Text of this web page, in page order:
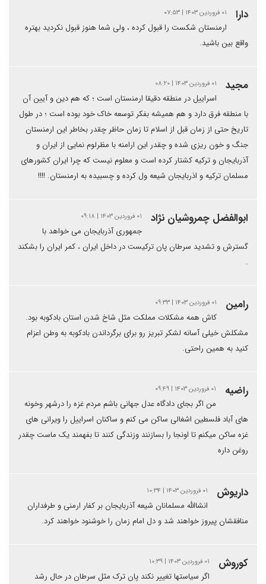
دارا ۰۱ فروردین ۱۴۰۳ | ۰۷:۵۳
ارمنستان شکست را قبول کرده ، ولی شما هنوز قبول نکردید بهتره
واقع بین باشید.
مجید ۰۱ فروردین ۱۴۰۳ | ۰۸:۲۰
اسراییل در منطقه دقیقا ارمنستان است ؛ که هم دین و آیین آن
با منطقه فرق دارد و هم همیشه بفکر توسعه خاک خود بوده است ؛ در طول
تاریخ حتی از زمان قبل از اسلام تا زمان حاظر چقدر بخاطر این ارمنستان
جنگ و خون ریزی شده و چقدر این ارامنه با مظرلوم نمایی از ایران و
آذربایجان و ترکیه کشتار کرده است و معلوم نیست که چرا ایران کشورهای
مسلمان ترکیه و اذربایجان شیعه ول کرده و چسبیده به ارمنستان. !!!!
ابوالفضل چمروشیان نژاد ۰۱ فروردین ۱۴۰۳ | ۰۹:۱۸
جمهوری آذربایجان می خواهد با
گسترش و تشدید سرطان پان ترکیست در داخل ایران ، کمر ایران را بشکند
.
رامین ۰۱ فروردین ۱۴۰۳ | ۰۹:۳۳
کاش همه مشکلات مملکت مثل شاخ شدن استان بادکوبه بود.
مشکلش خیلی آسانه لشکر تبریز رو برای برگرداندن بادکوبه به وطن اعزام
کنید به همین راحتی.
راضیه ۰۱ فروردین ۱۴۰۳ | ۰۹:۴۹
من اگر بجای دادگاه عدل جهانی باشم مردم غزه را درشهر وخونه
های آباد فلسطین اشغالی ساکن می کنم و ساکنان اسراییل را ویرانی های
غزه ساکن میکنم تا اونجا را بسازنند وزندگی کنند تا بفهمند یک ماست چقدر
روغن داره
داریوش ۰۱ فروردین ۱۴۰۳ | ۱۰:۳۴
انشاالله مسلمانان شیعه آذربایجان بر کفار ارمنی و طرفداران
منافقشان پیروز خواهند شد و دل امام زمان را خوشنود خواهند کرد.
کوروش ۰۱ فروردین ۱۴۰۳ | ۱۰:۳۹
اگر سیاستها تغییر نکند پان ترک مثل سرطان در حال رشد